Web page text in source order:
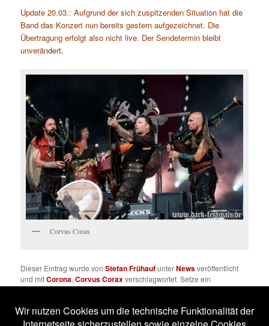
Update 20.03.: Aufgrund der sich zuspitzenden Situation hat die
Band das Konzert nun bereits gestern aufgezeichnet. Die
Übertragung erfolgt also nicht live. Der Sendetermin bleibt
unverändert.
Corvus Corax
Dieser Eintrag wurde vonStefan FrühaufunterNewsveröffentlicht
und mitCorona,Corvus Coraxverschlagwortet. Setze ein
Lesezeichen für denPermalink.